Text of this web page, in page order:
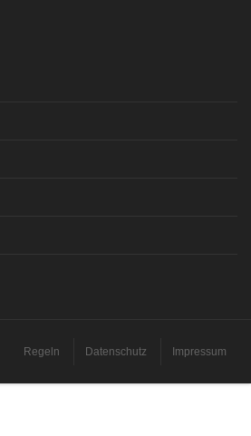
Regeln Datenschutz Impressum